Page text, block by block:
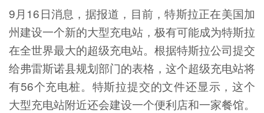
9月16日消息，据报道，目前，特斯拉正在美国加
州建设一个新的大型充电站，极有可能成为特斯拉
在全世界最大的超级充电站。根据特斯拉公司提交
给弗雷斯诺县规划部门的表格，这个超级充电站将
有56个充电桩。特斯拉提交的文件还显示，这个
大型充电站附近还会建设一个便利店和一家餐馆。